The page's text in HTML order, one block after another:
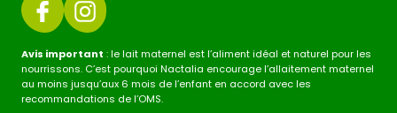
Avis important : le lait maternel est l’aliment idéal et naturel pour les
nourrissons. C’est pourquoi Nactalia encourage l’allaitement maternel
au moins jusqu’aux 6 mois de l’enfant en accord avec les
recommandations de l’OMS.